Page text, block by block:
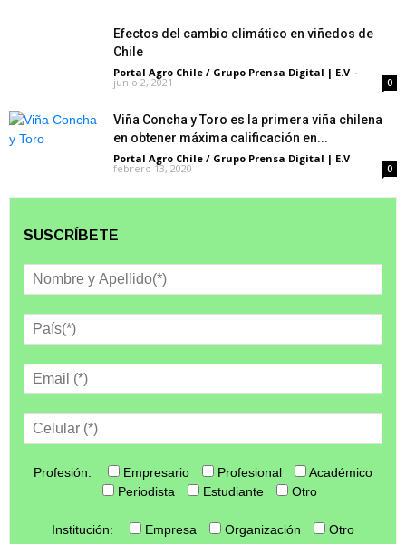
Efectos del cambio climático en viñedos de
Chile
Portal Agro Chile / Grupo Prensa Digital | E.V -
junio 2, 2021 0
Viña Concha y Toro es la primera viña chilena
en obtener máxima calificación en...
Portal Agro Chile / Grupo Prensa Digital | E.V -
febrero 13, 2020 0
SUSCRÍBETE
Profesión: Empresario Profesional
Académico
Periodista
Estudiante Otro
Institución: Empresa Organización Otro